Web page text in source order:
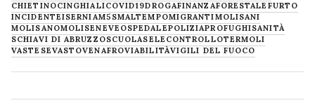
CHIETINOCINGHIALICOVID19DROGAFINANZAFORESTALE FURTO
INCIDENTEISERNIAM5SMALTEMPOMIGRANTIMOLISANI
MOLISANOMOLISENEVE OSPEDALEPOLIZIAPROFUGHISANITÀ
SCHIAVI DI ABRUZZOSCUOLASELECONTROLLOTERMOLI
VASTESEVASTOVENAFROVIABILITÀVIGILI DEL FUOCO